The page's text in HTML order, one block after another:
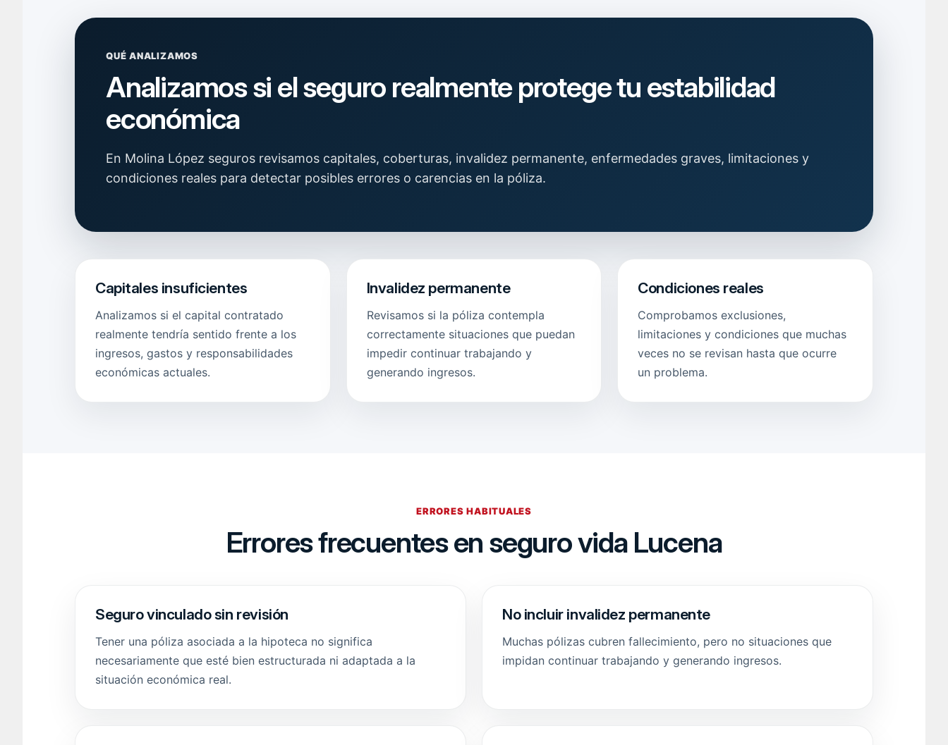
QUÉ ANALIZAMOS
Analizamos si el seguro realmente protege tu estabilidad
económica
En Molina López seguros revisamos capitales, coberturas, invalidez permanente, enfermedades graves, limitaciones y
condiciones reales para detectar posibles errores o carencias en la póliza.
Capitales insuficientes
Analizamos si el capital contratado
realmente tendría sentido frente a los
ingresos, gastos y responsabilidades
económicas actuales.
Invalidez permanente
Revisamos si la póliza contempla
correctamente situaciones que puedan
impedir continuar trabajando y
generando ingresos.
Condiciones reales
Comprobamos exclusiones,
limitaciones y condiciones que muchas
veces no se revisan hasta que ocurre
un problema.
ERRORES HABITUALES
Errores frecuentes en seguro vida Lucena
Seguro vinculado sin revisión
Tener una póliza asociada a la hipoteca no significa
necesariamente que esté bien estructurada ni adaptada a la
situación económica real.
No incluir invalidez permanente
Muchas pólizas cubren fallecimiento, pero no situaciones que
impidan continuar trabajando y generando ingresos.